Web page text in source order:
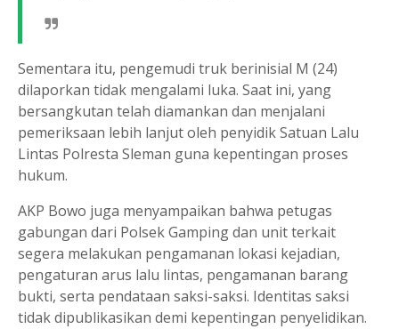
Sementara itu, pengemudi truk berinisial M (24)
dilaporkan tidak mengalami luka. Saat ini, yang
bersangkutan telah diamankan dan menjalani
pemeriksaan lebih lanjut oleh penyidik Satuan Lalu
Lintas Polresta Sleman guna kepentingan proses
hukum.
AKP Bowo juga menyampaikan bahwa petugas
gabungan dari Polsek Gamping dan unit terkait
segera melakukan pengamanan lokasi kejadian,
pengaturan arus lalu lintas, pengamanan barang
bukti, serta pendataan saksi-saksi. Identitas saksi
tidak dipublikasikan demi kepentingan penyelidikan.